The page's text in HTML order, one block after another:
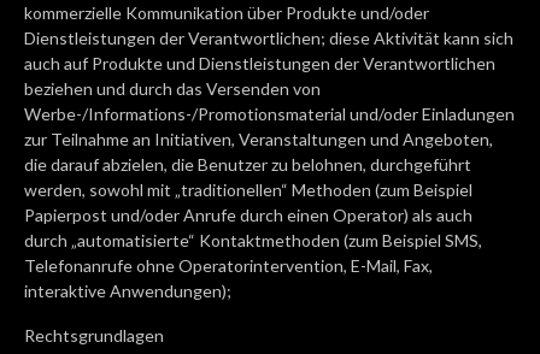
kommerzielle Kommunikation über Produkte und/oder
Dienstleistungen der Verantwortlichen; diese Aktivität kann sich
auch auf Produkte und Dienstleistungen der Verantwortlichen
beziehen und durch das Versenden von
Werbe-/Informations-/Promotionsmaterial und/oder Einladungen
zur Teilnahme an Initiativen, Veranstaltungen und Angeboten,
die darauf abzielen, die Benutzer zu belohnen, durchgeführt
werden, sowohl mit „traditionellen“ Methoden (zum Beispiel
Papierpost und/oder Anrufe durch einen Operator) als auch
durch „automatisierte“ Kontaktmethoden (zum Beispiel SMS,
Telefonanrufe ohne Operatorintervention, E-Mail, Fax,
interaktive Anwendungen);
Rechtsgrundlagen